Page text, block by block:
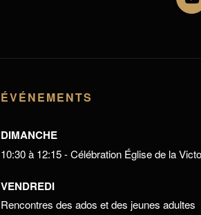
ÉVÉNEMENTS
DIMANCHE
10:30 à 12:15 - Célébration Église de la
VENDREDI
Rencontres des ados et des jeunes adultes